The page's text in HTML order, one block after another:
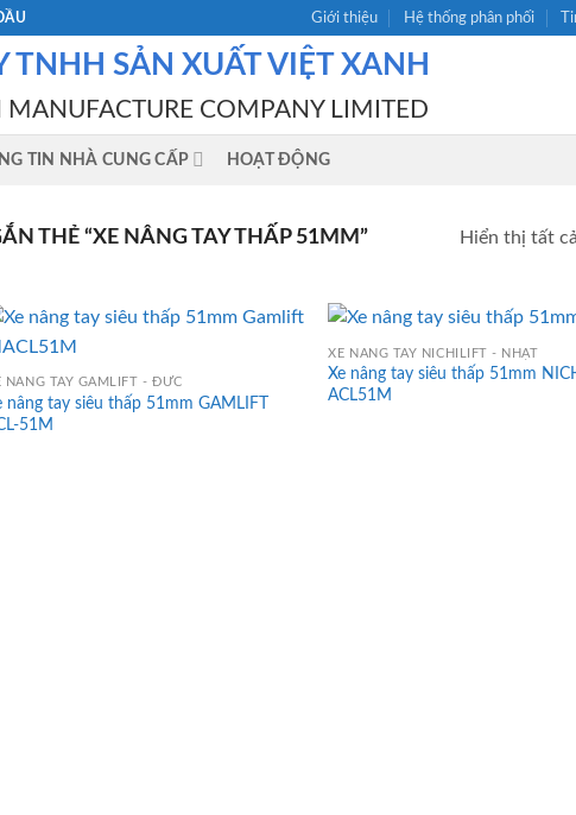
Giới thiệu Hệ thống phân phối
TNHH SẢN XUẤT VIỆT XANH
MANUFACTURE COMPANY LIMITED
TIN NHÀ CUNG CẤP HOẠT ĐỘNG
THẺ “XE NÂNG TAY THẤP 51MM” Hiển thị tất
NÂNG TAY GAMLIFT - ĐỨC
nâng tay siêu thấp 51mm GAMLIFT
51M
XE NÂNG TAY NICHILIFT - NHẬT
Xe nâng tay siêu thấp 51mm
ACL51M